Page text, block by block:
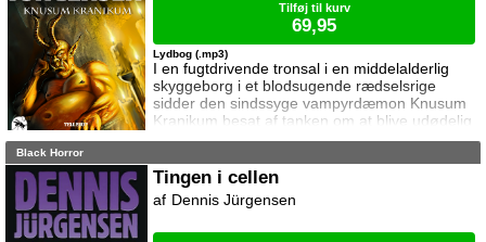
I en fugtdrivende tronsal i en middelalderlig
skyggeborg i et blodsugende rædselsrige
sidder den sindssyge vampyrdæmon Knusum
Kranikum besat af tanken om at blive udødelig
... Og i en lille fredelig by i et rart, men lidt
rundt og tror, at verden er et trygt sted at være
Lydbog (.mp3)
Tilføj til kurv
69,95
Black Horror
Tingen i cellen
Dennis Jürgensen